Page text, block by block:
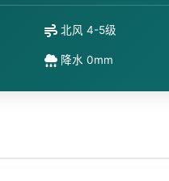
北风 4-5级
降水 0mm